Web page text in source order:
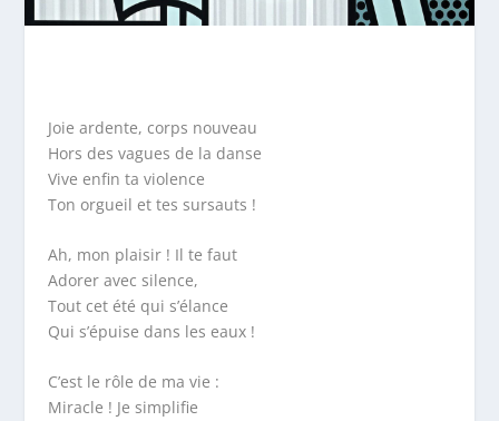
Joie ardente, corps nouveau
Hors des vagues de la danse
Vive enfin ta violence
Ton orgueil et tes sursauts !
Ah, mon plaisir ! Il te faut
Adorer avec silence,
Tout cet été qui s’élance
Qui s’épuise dans les eaux !
C’est le rôle de ma vie :
Miracle ! Je simplifie